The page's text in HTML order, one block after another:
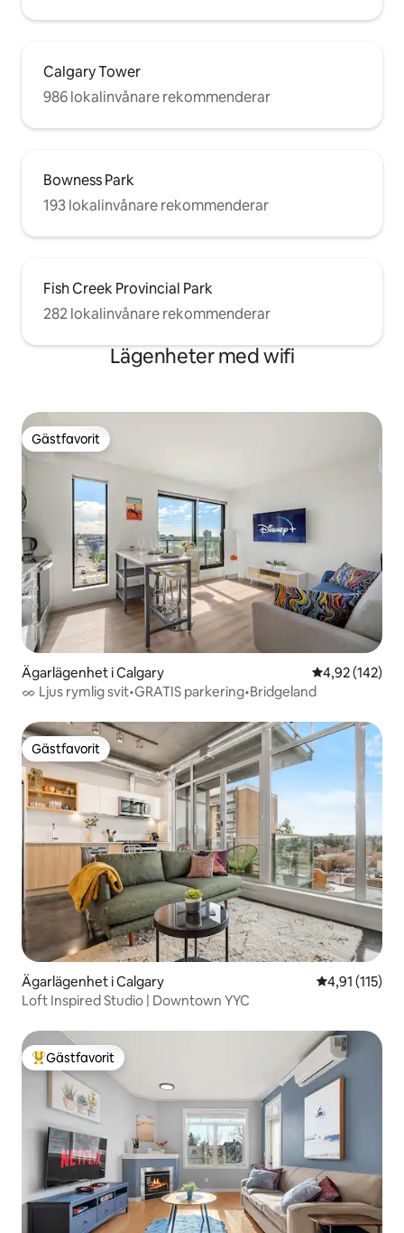
Calgary Tower
986 lokalinvånare rekommenderar
Bowness Park
193 lokalinvånare rekommenderar
Fish Creek Provincial Park
282 lokalinvånare rekommenderar
Lägenheter med wifi
Gästfavorit
Gästfavorit
Ägarlägenhet i Calgary 4,92 av 5 i
4,92 (142)
ᨖ Ljus rymlig svit•GRATIS parkering•Bridgeland
Gästfavorit
Gästfavorit
Ägarlägenhet i Calgary 4,91 av 5 i
4,91 (115)
Loft Inspired Studio | Downtown YYC
Populär gästfavorit
Gästfavorit